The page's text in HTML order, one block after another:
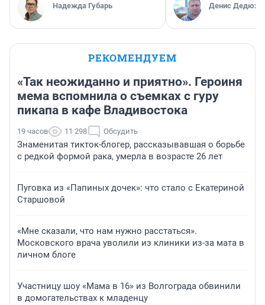
Надежда Губарь Денис
РЕКОМЕНДУЕМ
«Так неожиданно и приятно». Героиня
мема вспомнила о съемках с гуру
пикапа в кафе Владивостока
19 часов 11 298 Обсудить
Знаменитая тикток-блогер, рассказывавшая о борьбе
с редкой формой рака, умерла в возрасте 26 лет
Пуговка из «Папиных дочек»: что стало с Екатериной
Старшовой
«Мне сказали, что нам нужно расстаться».
Московского врача уволили из клиники из-за мата в
личном блоге
Участницу шоу «Мама в 16» из Волгограда обвинили
в домогательствах к младенцу